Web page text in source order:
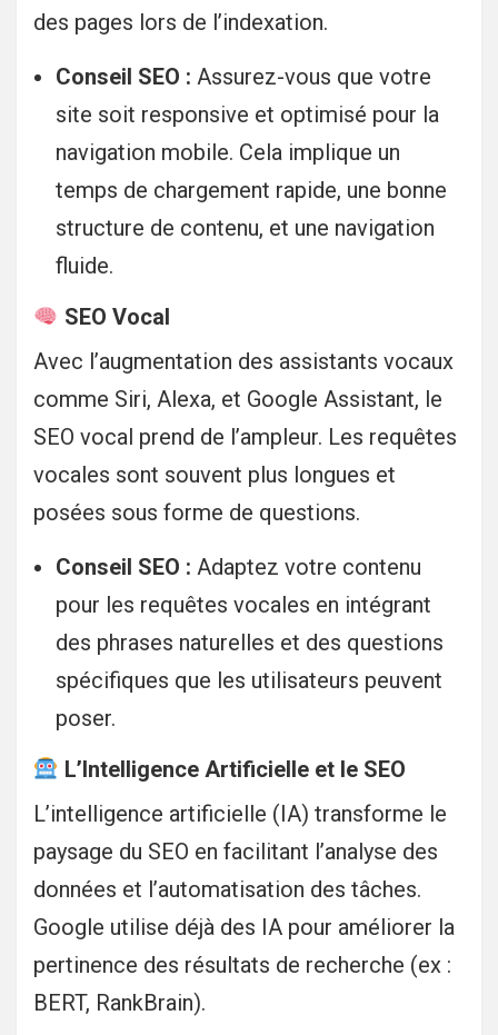
des pages lors de l’indexation.
Conseil SEO : Assurez-vous que votre
site soit responsive et optimisé pour la
navigation mobile. Cela implique un
temps de chargement rapide, une bonne
structure de contenu, et une navigation
fluide.
SEO Vocal
Avec l’augmentation des assistants vocaux
comme Siri, Alexa, et Google Assistant, le
SEO vocal prend de l’ampleur. Les requêtes
vocales sont souvent plus longues et
posées sous forme de questions.
Conseil SEO : Adaptez votre contenu
pour les requêtes vocales en intégrant
des phrases naturelles et des questions
spécifiques que les utilisateurs peuvent
poser.
L’Intelligence Artificielle et le SEO
L’intelligence artificielle (IA) transforme le
paysage du SEO en facilitant l’analyse des
données et l’automatisation des tâches.
Google utilise déjà des IA pour améliorer la
pertinence des résultats de recherche (ex :
BERT, RankBrain).